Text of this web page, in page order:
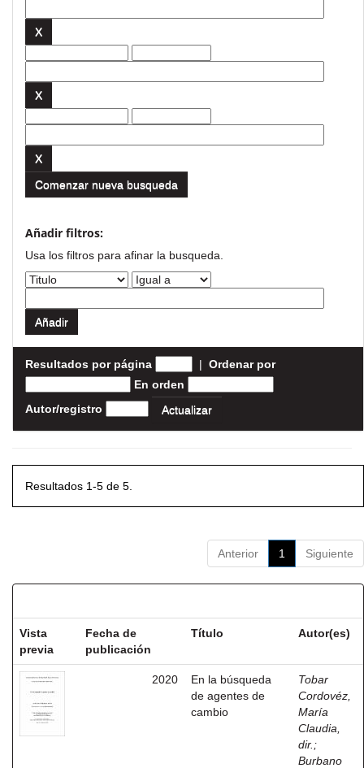
Comenzar nueva busqueda
Añadir filtros:
Usa los filtros para afinar la busqueda.
Resultados por página | Ordenar por
En orden
Autor/registro
Resultados 1-5 de 5.
Anterior 1 Siguiente
Vista
previa
Fecha de
publicación
Título Autor(es)
2020
En la búsqueda
de agentes de
cambio
Tobar
Cordovéz,
María
Claudia,
dir. ;
Burbano